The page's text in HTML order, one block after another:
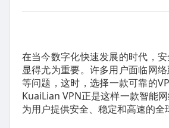
在当今数字化快速发展的时代，
显得尤为重要。许多用户面临网
等问题，这时，选择一款可靠的
KuaiLian VPN正是这样一款智能
为用户提供安全、稳定和高速的全